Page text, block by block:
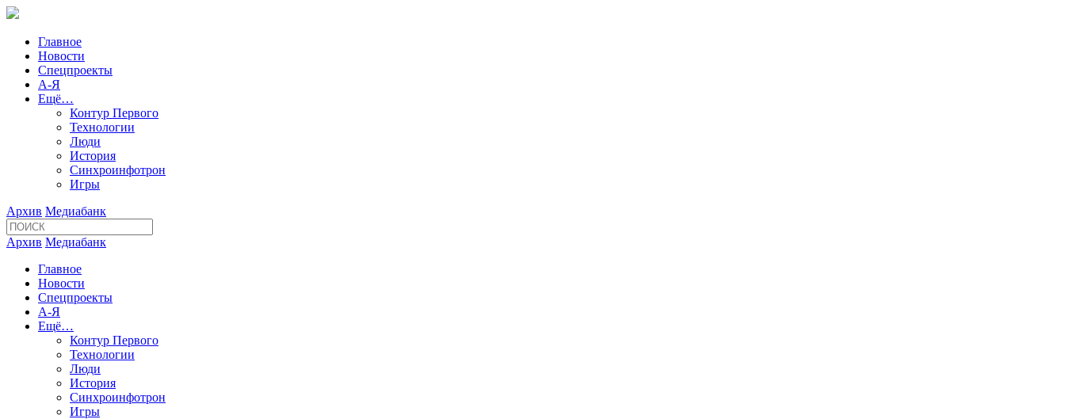
Главное
Новости
Спецпроекты
А-Я
Ещё…
Контур Первого
Технологии
Люди
История
Синхроинфотрон
Игры
Архив Медиабанк
Архив Медиабанк
Главное
Новости
Спецпроекты
А-Я
Ещё…
Контур Первого
Технологии
Люди
История
Синхроинфотрон
Игры